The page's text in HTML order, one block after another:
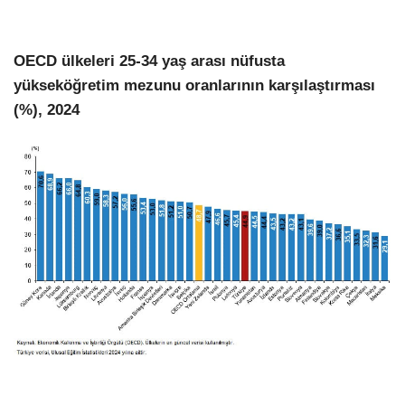
OECD ülkeleri 25-34 yaş arası nüfusta
yükseköğretim mezunu oranlarının karşılaştırması
(%), 2024